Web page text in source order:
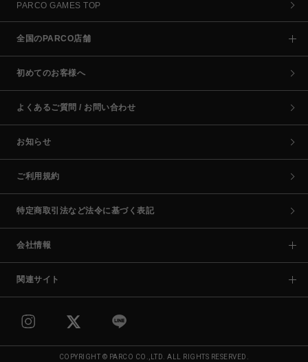
PARCO GAMES TOP
全国のPARCO店舗
初めてのお客様へ
よくあるご質問 / お問い合わせ
お知らせ
ご利用規約
特定商取引法など法令に基づく表記
会社情報
関連サイト
COPYRIGHT © PARCO CO.,LTD. ALL RIGHTS RESERVED.